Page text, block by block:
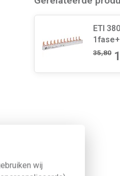
wij
ETI
35,80